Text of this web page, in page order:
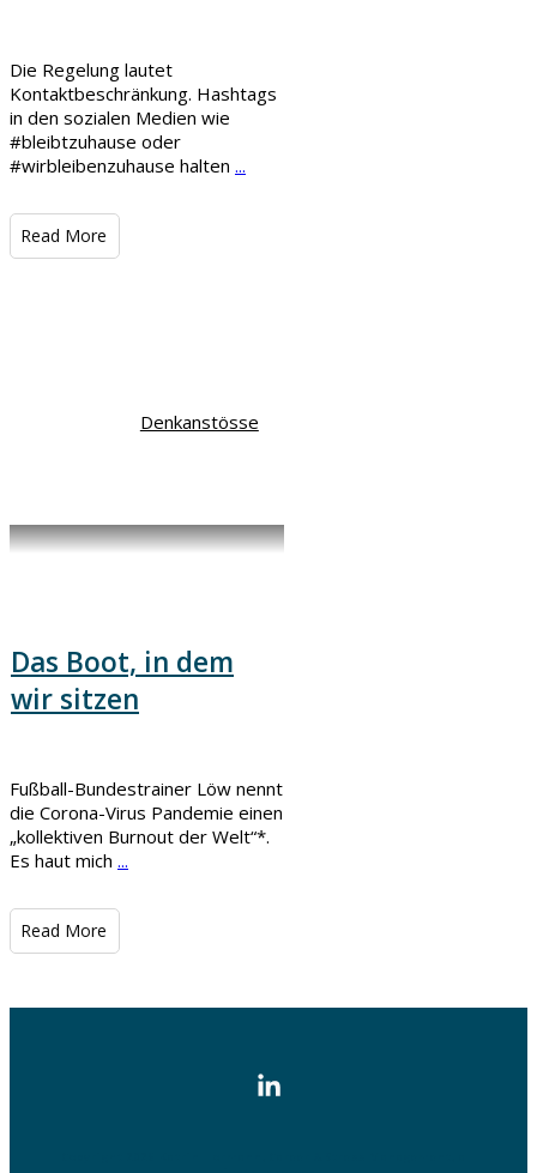
Die Regelung lautet
Kontaktbeschränkung. Hashtags
in den sozialen Medien wie
#bleibtzuhause oder
#wirbleibenzuhause halten ...
​Read More
Denkanstösse
Das Boot, in dem
wir sitzen
Fußball-Bundestrainer Löw nennt
die Corona-Virus Pandemie einen
„kollektiven Burnout der Welt“*.
Es haut mich ...
​Read More